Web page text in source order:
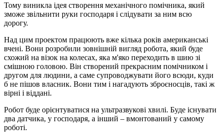
Тому виникла ідея створення механічного помічника, який
зможе звільнити руки господаря і слідувати за ним всю
дорогу.
Над цим проектом працюють вже кілька років американські
вчені. Вони розробили зовнішній вигляд робота, який буде
схожий на візок на колесах, яка м'яко переходить в шию зі
смішною головою. Він створений прекрасним помічником і
другом для людини, а саме супроводжувати його всюди, куди
б не пішов власник. Вони тим і нагадують зброєносців, такі ж
вірні і віддані.
Робот буде орієнтуватися на ультразвукові хвилі. Буде існувати
два датчика, у господаря, а інший – вмонтований у самому
роботі.